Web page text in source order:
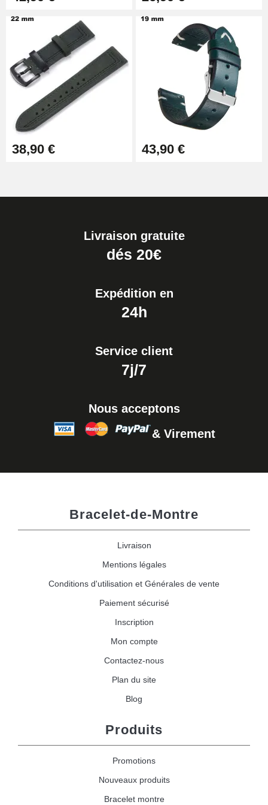
38,90 € 43,90 €
Livraison gratuite
dés 20€
Expédition en
24h
Service client
7j/7
Nous acceptons
& Virement
Bracelet-de-Montre
Livraison
Mentions légales
Conditions d'utilisation et Générales de vente
Paiement sécurisé
Inscription
Mon compte
Contactez-nous
Plan du site
Blog
Produits
Promotions
Nouveaux produits
Bracelet montre